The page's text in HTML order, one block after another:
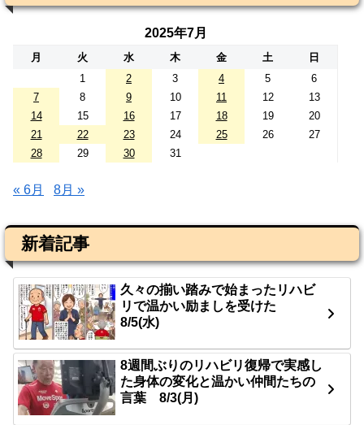
2025年7月
月 火 水 木 金 土
日
1
2 3 4 5
6
7
8 9 10 11 12
13
14
15 16 17 18 19
20
21
22 23 24 25 26
27
28
29 30 31
« 6月 8月 »
新着記事
久々の揃い踏みで始まったリハビ
リで温かい励ましを受けた
8/5(水)
8週間ぶりのリハビリ復帰で実感し
た身体の変化と温かい仲間たちの
言葉 8/3(月)